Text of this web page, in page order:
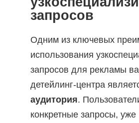
запросов
Одним из ключевых
использования
запросов для рекламы
детейлинг-центра
аудитория.
конкретные запросы, уже